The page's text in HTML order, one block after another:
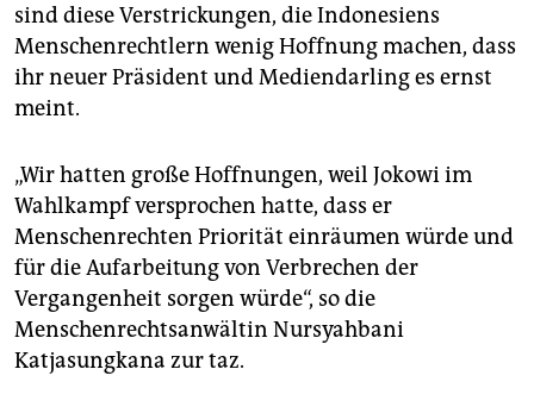
sind diese Verstrickungen, die Indonesiens
Menschenrechtlern wenig Hoffnung machen, dass
ihr neuer Präsident und Mediendarling es ernst
meint.
„Wir hatten große Hoffnungen, weil Jokowi im
Wahlkampf versprochen hatte, dass er
Menschenrechten Priorität einräumen würde und
für die Aufarbeitung von Verbrechen der
Vergangenheit sorgen würde“, so die
Menschenrechtsanwältin Nursyahbani
Katjasungkana zur taz.